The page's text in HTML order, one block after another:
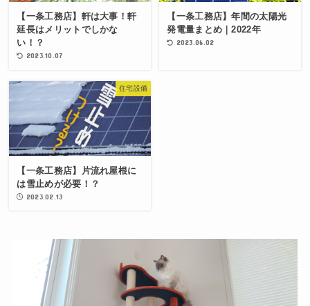
【一条工務店】軒は大事！軒
延長はメリットでしかな
い！？
2023.10.07
【一条工務店】年間の太陽光
発電量まとめ｜2022年
2023.06.02
住宅設備
【一条工務店】片流れ屋根に
は雪止めが必要！？
2023.02.13